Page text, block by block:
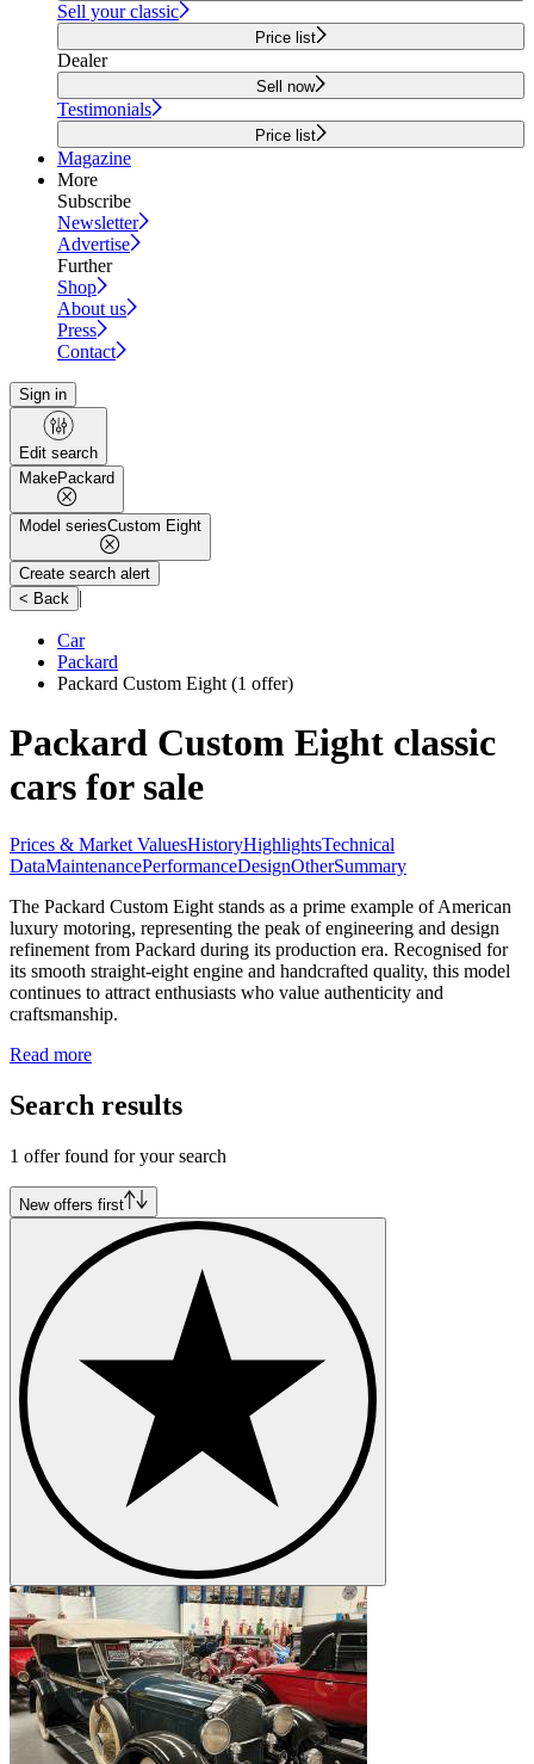
Sell your classic
Price list
Dealer
Sell now
Testimonials
Price list
Magazine
More
Subscribe
Newsletter
Advertise
Further
Shop
About us
Press
Contact
Sign in
Edit search
MakePackard
Model seriesCustom Eight
Create search alert
< Back |
Car
Packard
Packard Custom Eight (1 offer)
Packard Custom Eight classic
cars for sale
Prices & Market ValuesHistoryHighlightsTechnical
DataMaintenancePerformanceDesignOtherSummary
The Packard Custom Eight stands as a prime example of American
luxury motoring, representing the peak of engineering and design
refinement from Packard during its production era. Recognised for
its smooth straight-eight engine and handcrafted quality, this model
continues to attract enthusiasts who value authenticity and
craftsmanship.
Read more
Search results
1 offer found for your search
New offers first